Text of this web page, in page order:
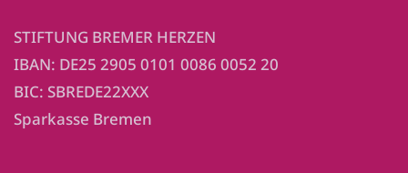
STIFTUNG BREMER HERZEN
IBAN: DE25 2905 0101 0086 0052 20
BIC: SBREDE22XXX
Sparkasse Bremen